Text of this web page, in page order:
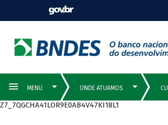
Z7_7QGCHA41LOR9E0AB4V47KI18L1